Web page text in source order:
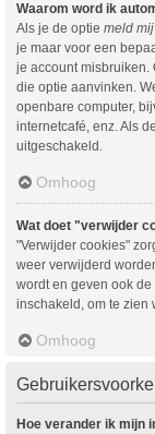
Waarom word ik
Als je de optie meld
je maar voor een
je account misbruiken.
die optie aanvinken.
openbare computer,
internetcafé, enz. Als
uitgeschakeld.
Omhoog
Wat doet "verwijder
"Verwijder cookies"
weer verwijderd
wordt en geven ook
inschakeld, om te zien
Omhoog
Hoe verander ik mijn